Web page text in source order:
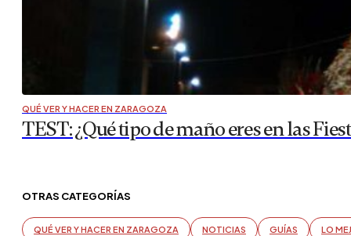
QUÉ VER Y HACER EN ZARAGOZA
TEST: ¿Qué tipo de maño eres en las
OTRAS CATEGORÍAS
QUÉ VER Y HACER EN ZARAGOZA NOTICIAS GUÍAS LO